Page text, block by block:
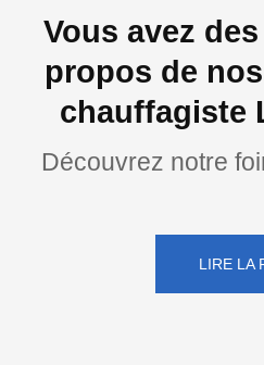
Vous avez
propos de
chauffagiste
Découvrez notre
LIRE LA